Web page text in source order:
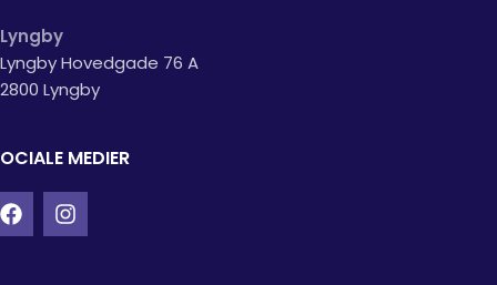
Lyngby
Lyngby Hovedgade 76 A
2800 Lyngby
MEDIER